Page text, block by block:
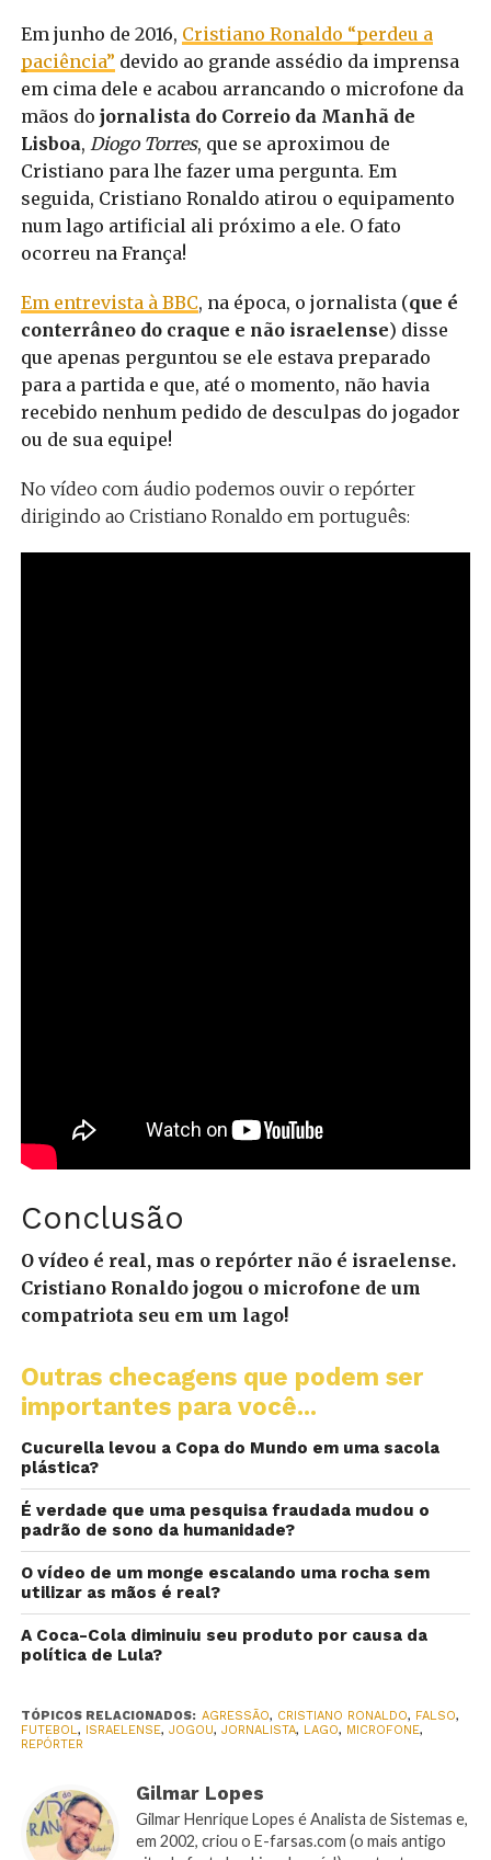
Em junho de 2016, Cristiano Ronaldo “perdeu a
paciência” devido ao grande assédio da imprensa
em cima dele e acabou arrancando o microfone da
mãos do jornalista do Correio da Manhã de
Lisboa, Diogo Torres, que se aproximou de
Cristiano para lhe fazer uma pergunta. Em
seguida, Cristiano Ronaldo atirou o equipamento
num lago artificial ali próximo a ele. O fato
ocorreu na França!
Em entrevista à BBC, na época, o jornalista (que é
conterrâneo do craque e não israelense) disse
que apenas perguntou se ele estava preparado
para a partida e que, até o momento, não havia
recebido nenhum pedido de desculpas do jogador
ou de sua equipe!
No vídeo com áudio podemos ouvir o repórter
dirigindo ao Cristiano Ronaldo em português:
Conclusão
O vídeo é real, mas o repórter não é israelense.
Cristiano Ronaldo jogou o microfone de um
compatriota seu em um lago!
Outras checagens que podem ser
importantes para você...
Cucurella levou a Copa do Mundo em uma sacola
plástica?
É verdade que uma pesquisa fraudada mudou o
padrão de sono da humanidade?
O vídeo de um monge escalando uma rocha sem
utilizar as mãos é real?
A Coca-Cola diminuiu seu produto por causa da
política de Lula?
TÓPICOS RELACIONADOS: AGRESSÃO, CRISTIANO RONALDO, FALSO,
FUTEBOL, ISRAELENSE, JOGOU, JORNALISTA, LAGO, MICROFONE,
REPÓRTER
Gilmar Lopes
Gilmar Henrique Lopes é Analista de Sistemas e,
em 2002, criou o E-farsas.com (o mais antigo